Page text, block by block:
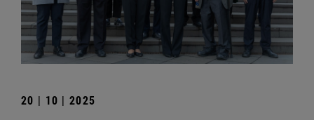
20 | 10 | 2025